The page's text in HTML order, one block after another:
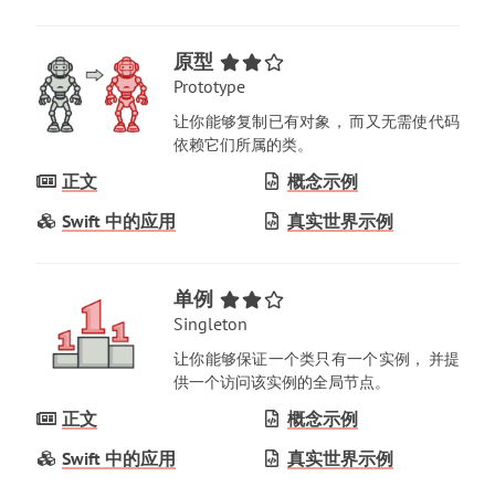
原型
Prototype
让你能够复制已有对象
而又无需使代码
依赖它们所属的类。
正文
Swift 中的应用
概念示例
真实世界示例
单例
Singleton
让你能够保证一个类只有一个实例 ，
并提
供一个访问该实例的全局节点。
正文
Swift 中的应用
概念示例
真实世界示例